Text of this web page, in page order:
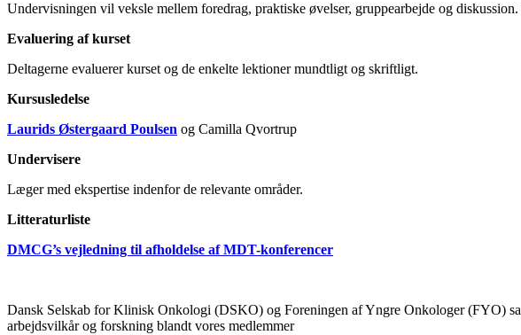
Undervisningen vil veksle mellem foredrag, praktiske øvelser, gruppearbejde og
Evaluering af kurset
Deltagerne evaluerer kurset og de enkelte lektioner mundtligt og skriftligt.
Kursusledelse
Laurids Østergaard Poulsen og Camilla Qvortrup
Undervisere
Læger med ekspertise indenfor de relevante områder.
Litteraturliste
DMCG’s vejledning til afholdelse af MDT-konferencer
Dansk Selskab for Klinisk Onkologi (DSKO) og Foreningen af Yngre Onkologer (FYO)
arbejdsvilkår og forskning blandt vores medlemmer